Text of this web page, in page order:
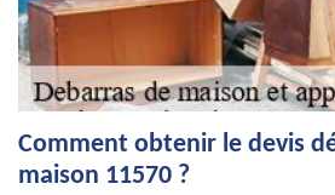
Comment obtenir le devis
maison 11570 ?